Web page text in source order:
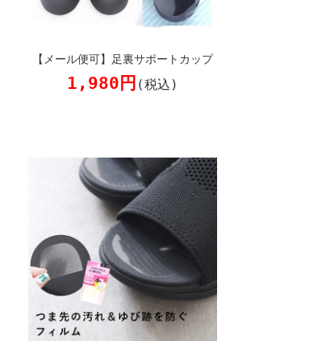
【メール便可】足裏サポートカップ
1,980円 (税込)